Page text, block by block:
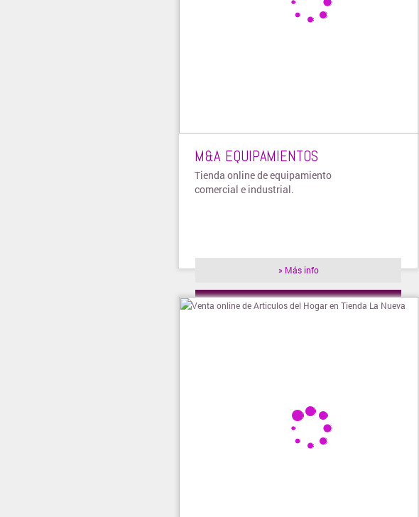
M&A EQUIPAMIENTOS
Tienda online de equipamiento
comercial e industrial.
» Más info
» Visitar tienda